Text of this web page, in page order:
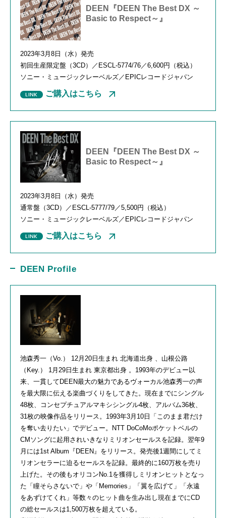
DEEN『DEEN The Best DX ～
Basic to Respect～』
2023年3月 8 日（水）発売
初回生産限定盤（3CD）／ ESCL-5774/76／6,600円（税込）
ソニー・ミュージックレーベルズ／ EPICレコードジャパン
ご購入はこちら
DEEN『DEEN The Best DX ～
Basic to Respect～』
2023年3月 8 日（水）発売
通常盤（3CD）／ ESCL-5777/79／5,500円（税込）
ソニー・ミュージックレーベルズ／ EPICレコードジャパン
ご購入はこちら
DEEN Profile
池森秀一（Vo. ） 12 月 20日生まれ 北海道出身 、山根公路
（ Key. ） 1 月 29日生まれ 東京都出身 。 1993年のデビュー以
来、一貫してDEEN最大の魅力であるヴォーカル池森秀一の声
を最大限に伝える楽曲づくりをしてきた。現在までにシングル
48枚、コンセプチュアルマキシシングル4枚、アルバム36枚、
31枚の映像作品をリリース。 1993年3 月 10日「このまま君だけ
を奪い去りたい」でデビュー。 NTT DoCoMoポケットベルの
CM ソングに起用されいきなりミリオンセールスを記録。翌年9
月には1st Album 『DEEN 』をリリース。発売後1週間にしてミ
リオンセラーに迫るセールスを記録。最終的に160万枚を売り
上げた。その後もオリコンNo.1 を獲得しミリオンヒットとなっ
た「瞳そらさないで」や「Memories 」「翼を広げて」「永遠
をあずけてくれ」等数々のヒット曲を生み出し現在までにCD
の総セールスは1,500万枚を超えている。